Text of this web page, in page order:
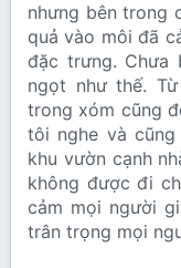
nhưng bên trong
quả vào môi đã
đặc trưng. Chưa
ngọt như thế.
trong xóm cũng
tôi nghe và
khu vườn cạnh
không được đi
cảm mọi người
trân trọng mọi